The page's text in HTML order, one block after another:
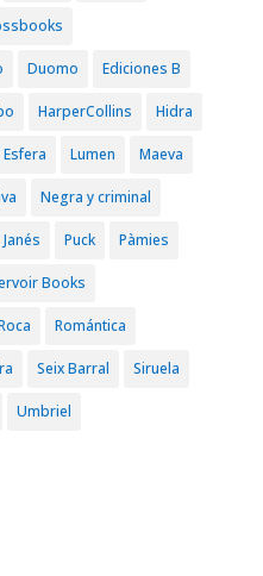
Duomo Ediciones B
HarperCollins Hidra
Esfera Lumen Maeva
Negra y criminal
Puck Pàmies
Books
Romántica
Seix Barral Siruela
Umbriel